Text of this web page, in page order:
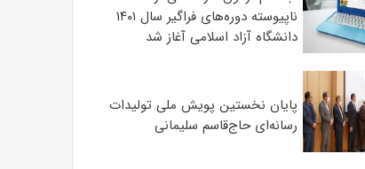
ناپیوسته دوره‌های فراگیر سال ۱۴۰۱
دانشگاه آزاد اسلامی آغاز شد
پایان نخستین پویش ملی تولیدات
رسانه‌ای حاج‌قاسم سلیمانی